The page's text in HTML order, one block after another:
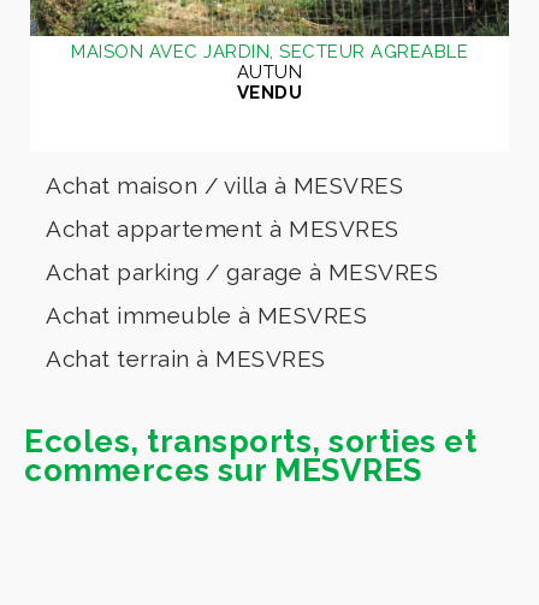
MAISON AVEC JARDIN, SECTEUR AGREABLE
AUTUN
VENDU
Achat maison / villa à MESVRES
Achat appartement à MESVRES
Achat parking / garage à MESVRES
Achat immeuble à MESVRES
Achat terrain à MESVRES
Ecoles, transports, sorties et
commerces sur MESVRES